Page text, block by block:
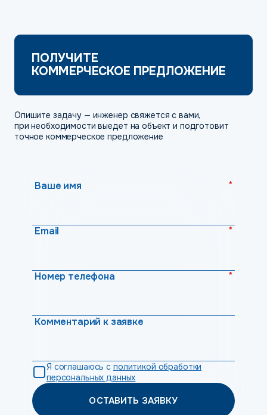
ПОЛУЧИТЕ
КОММЕРЧЕСКОЕ ПРЕДЛОЖЕНИЕ
Опишите задачу — инженер свяжется с вами,
при необходимости выедет на объект и подготовит
точное коммерческое предложение
Ваше имя *
Email *
Номер телефона *
Комментарий к заявке
Я соглашаюсь с политикой обработки
персональных данных
ОСТАВИТЬ ЗАЯВКУ